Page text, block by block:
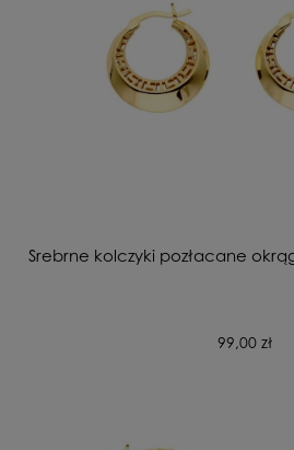
Srebrne kolczyki pozłacane
99,00 zł